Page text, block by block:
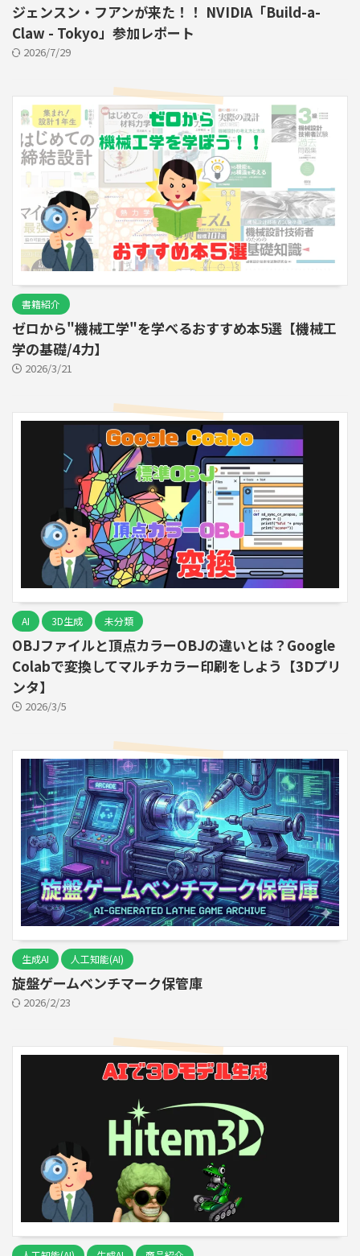
ジェンスン・フアンが来た！！ NVIDIA「Build-a-
Claw - Tokyo」参加レポート
2026/7/29
書籍紹介
ゼロから"機械工学"を学べるおすすめ本5選【機械工
学の基礎/4力】
2026/3/21
AI 3D生成 未分類
OBJファイルと頂点カラーOBJの違いとは？Google
Colabで変換してマルチカラー印刷をしよう【3Dプリ
ンタ】
2026/3/5
生成AI 人工知能(AI)
旋盤ゲームベンチマーク保管庫
2026/2/23